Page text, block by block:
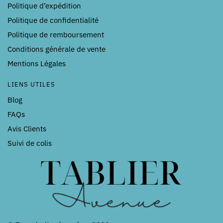
Politique d’expédition
Politique de confidentialité
Politique de remboursement
Conditions générale de vente
Mentions Légales
LIENS UTILES
Blog
FAQs
Avis Clients
Suivi de colis